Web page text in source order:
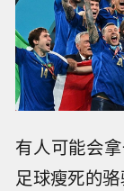
有人可能会
足球瘦死的